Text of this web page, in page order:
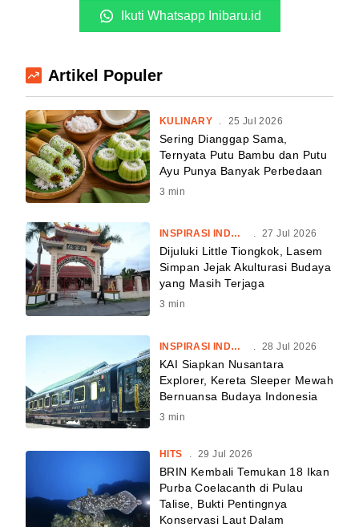
Ikuti Whatsapp Inibaru.id
Artikel Populer
KULINARY . 25 Jul 2026
Sering Dianggap Sama,
Ternyata Putu Bambu dan Putu
Ayu Punya Banyak Perbedaan
3 min
INSPIRASI INDONESIA . 27 Jul 2026
Dijuluki Little Tiongkok, Lasem
Simpan Jejak Akulturasi Budaya
yang Masih Terjaga
3 min
INSPIRASI INDONESIA 28 Jul 2026
KAI Siapkan Nusantara
Explorer, Kereta Sleeper Mewah
Bernuansa Budaya Indonesia
3 min
HITS 29 Jul 2026
BRIN Kembali Temukan 18 Ikan
Purba Coelacanth di Pulau
Talise, Bukti Pentingnya
Konservasi Laut Dalam